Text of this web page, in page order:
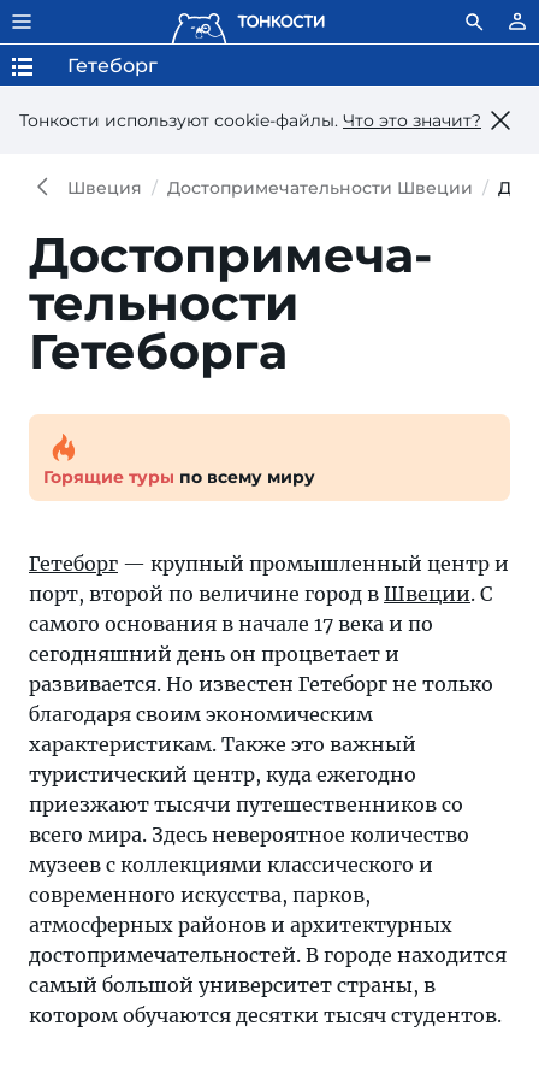
Тонкости используют сookie-файлы. Что это значит?
Гетеборг
Швеция Достопримечательности Швеции
Достопри­меча­
тель­ности
Гетеборга
Горящие туры по всему миру
Гетеборг — крупный промышленный центр и
порт, второй по величине город в Швеции. С
самого основания в начале 17 века и по
сегодняшний день он процветает и
развивается. Но известен Гетеборг не только
благодаря своим экономическим
характеристикам. Также это важный
туристический центр, куда ежегодно
приезжают тысячи путешественников со
всего мира. Здесь невероятное количество
музеев с коллекциями классического и
современного искусства, парков,
атмосферных районов и архитектурных
достопримечательностей. В городе находится
самый большой университет страны, в
котором обучаются десятки тысяч студентов.